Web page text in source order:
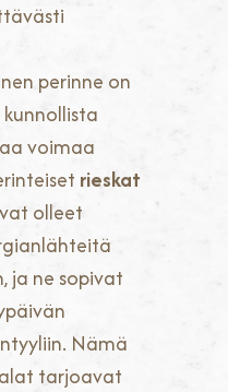
perinne on
voimaa
rieskat
olleet
ja ne sopivat
Nämä
tarjoavat